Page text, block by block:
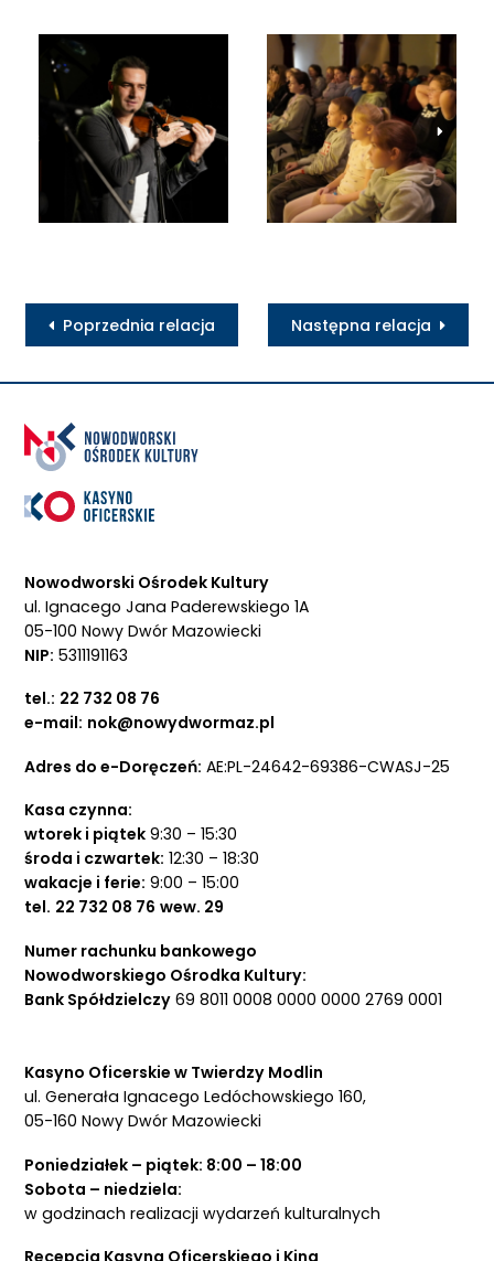
Poprzednia relacja Następna relacja
Nowodworski Ośrodek Kultury
ul. Ignacego Jana Paderewskiego 1A
05-100 Nowy Dwór Mazowiecki
NIP: 5311191163
tel.: 22 732 08 76
e-mail: nok@nowydwormaz.pl
Adres do e-Doręczeń: AE:PL-24642-69386-CWASJ-25
Kasa czynna:
wtorek i piątek9:30 – 15:30
środa i czwartek: 12:30 – 18:30
wakacje i ferie: 9:00 – 15:00
tel. 22 732 08 76 wew. 29
Numer rachunku bankowego
Nowodworskiego Ośrodka Kultury:
Bank Spółdzielczy69 8011 0008 0000 0000 2769 0001
Kasyno Oficerskie w Twierdzy Modlin
ul. Generała Ignacego Ledóchowskiego 160,
05-160 Nowy Dwór Mazowiecki
Poniedziałek – piątek: 8:00 – 18:00
Sobota – niedziela:
w godzinach realizacji wydarzeń kulturalnych